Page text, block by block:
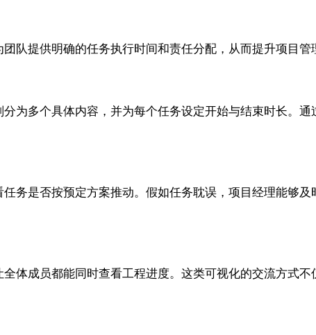
队提供明确的任务执行时间和责任分配，从而提升项目管
为多个具体内容，并为每个任务设定开始与结束时长。通
务是否按预定方案推动。假如任务耽误，项目经理能够
全体成员都能同时查看工程进度。这类可视化的交流方式